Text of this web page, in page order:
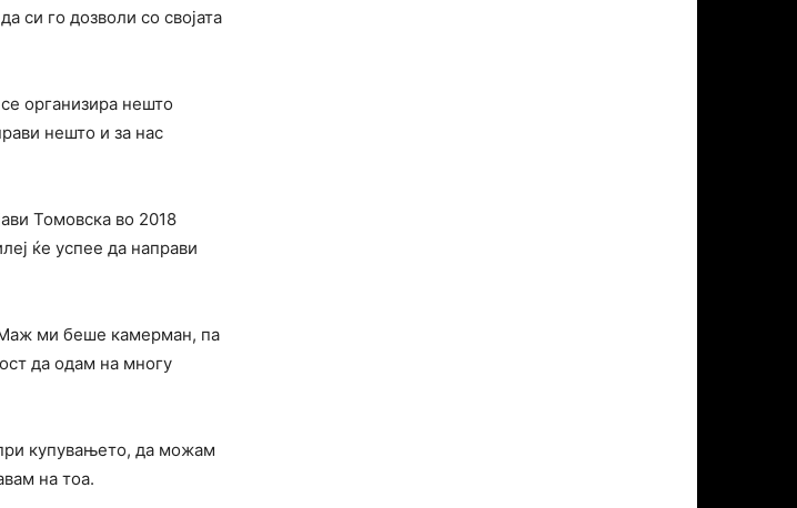
си го дозволи со својата
организира нешто
нешто и за нас
Томовска во 2018
ќе успее да направи
ми беше камерман, па
да одам на многу
купувањето, да можам
на тоа.